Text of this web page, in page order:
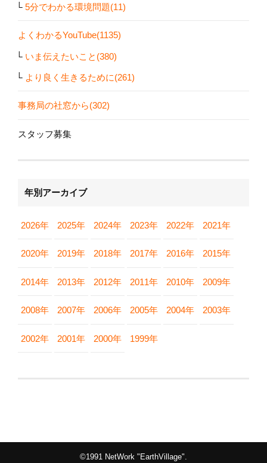
5分でわかる環境問題(11)
よくわかるYouTube(1135)
いま伝えたいこと(380)
より良く生きるために(261)
事務局の社窓から(302)
スタッフ募集
年別アーカイブ
2026年 2025年 2024年 2023年 2022年 2021年
2020年 2019年 2018年 2017年 2016年 2015年
2014年 2013年 2012年 2011年 2010年 2009年
2008年 2007年 2006年 2005年 2004年 2003年
2002年 2001年 2000年 1999年
©1991 NetWork "EarthVillage".